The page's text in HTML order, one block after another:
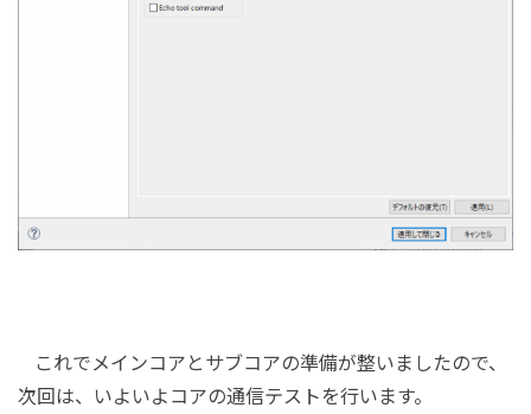
これでメインコアとサブコアの準備が整いましたので、
次回は、いよいよコアの通信テストを行います。